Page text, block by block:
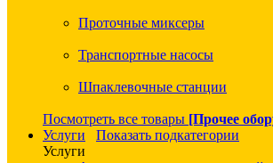
Проточные миксеры
Транспортные насосы
Шпаклевочные станции
Посмотреть все товары [Прочее
Услуги
Показать подкатегории
Услуги